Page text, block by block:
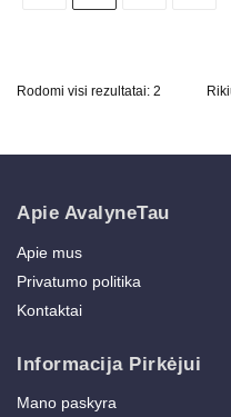
Rodomi visi rezultatai: 2
Apie AvalyneTau
Apie mus
Privatumo politika
Kontaktai
Informacija Pirkėjui
Mano paskyra